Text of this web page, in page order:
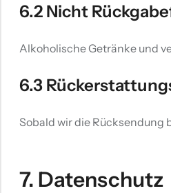
6.2 Nicht
Alkoholische Getränke und
6.3
Sobald wir die Rücksendung
7. Datenschutz